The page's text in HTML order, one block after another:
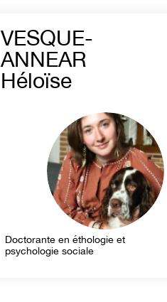
VESQUE-
ANNEAR
Héloïse
Doctorante en éthologie et
psychologie sociale